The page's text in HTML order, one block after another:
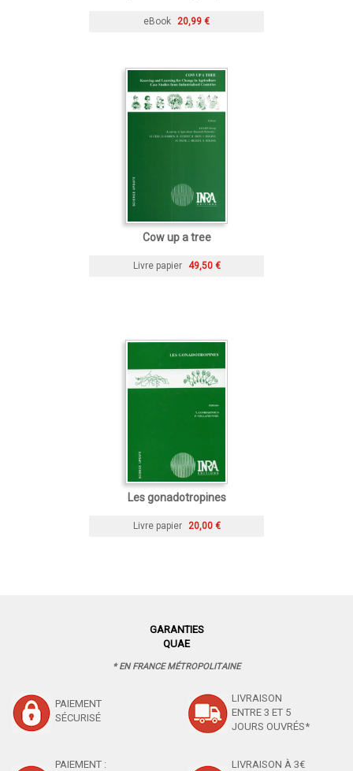
eBook 20,99 €
Cow up a tree
Livre papier 49,50 €
Les gonadotropines
Livre papier 20,00 €
GARANTIES
QUAE
* EN FRANCE MÉTROPOLITAINE
PAIEMENT
SÉCURISÉ
LIVRAISON
ENTRE 3 ET 5
JOURS OUVRÉS*
PAIEMENT : LIVRAISON À 3€